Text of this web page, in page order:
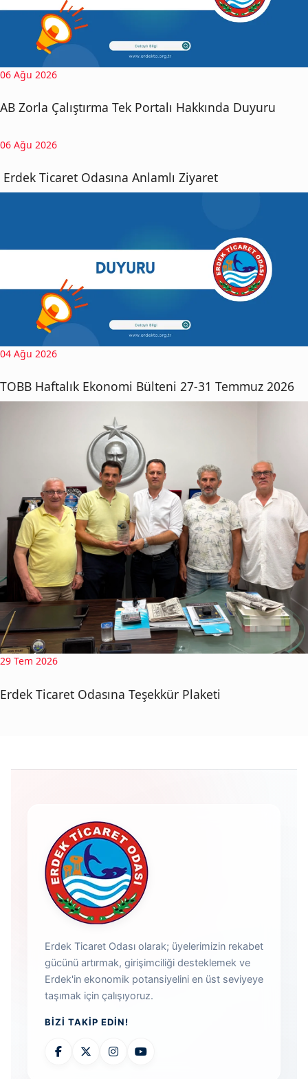
06 Ağu 2026
AB Zorla Çalıştırma Tek Portalı Hakkında Duyuru
06 Ağu 2026
Erdek Ticaret Odasına Anlamlı Ziyaret
04 Ağu 2026
TOBB Haftalık Ekonomi Bülteni 27-31 Temmuz 2026
29 Tem 2026
Erdek Ticaret Odasına Teşekkür Plaketi
Erdek Ticaret Odası olarak; üyelerimizin rekabet
gücünü artırmak, girişimciliği desteklemek ve
Erdek'in ekonomik potansiyelini en üst seviyeye
taşımak için çalışıyoruz.
BIZI TAKIP EDIN!